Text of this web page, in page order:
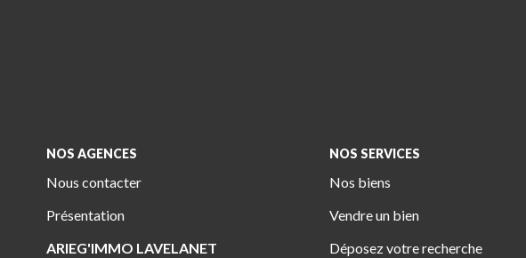
NOS AGENCES
Nous contacter
Présentation
ARIEG'IMMO LAVELANET
NOS SERVICES
Nos biens
Vendre un bien
Déposez votre recherche